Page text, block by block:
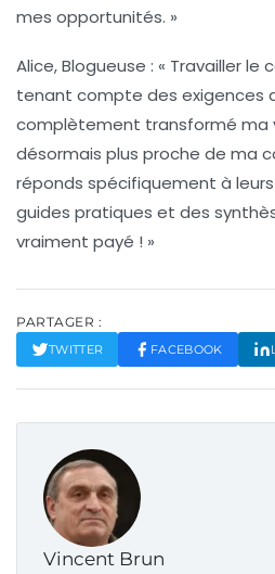
mes opportunités. »
Alice, Blogueuse : « Travailler le
tenant compte des exigences
complètement transformé ma
désormais plus proche de ma
réponds spécifiquement à
guides pratiques et des
vraiment payé ! »
PARTAGER :
TWITTER FACEBOOK
Vincent Brun